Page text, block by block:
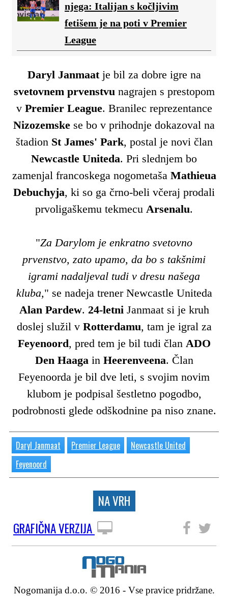
njega: Italijan s kočljivim
fetišem je na poti v Premier
League
Daryl Janmaat je bil za dobre igre na
svetovnem prvenstvu nagrajen s prestopom
v Premier League. Branilec reprezentance
Nizozemske se bo v prihodnje dokazoval na
štadion St James' Park, postal je novi član
Newcastle Uniteda. Pri slednjem bo
zamenjal francoskega nogometaša Mathieua
Debuchyja, ki so ga črno-beli včeraj prodali
prvoligaškemu tekmecu Arsenalu.
"Za Darylom je enkratno svetovno
prvenstvo, zato upamo, da bo s takšnimi
igrami nadaljeval tudi v dresu našega
kluba," se nadeja trener Newcastle Uniteda
Alan Pardew. 24-letni Janmaat si je kruh
doslej služil v Rotterdamu, tam je igral za
Feyenoord, pred tem je bil tudi član ADO
Den Haaga in Heerenveena. Član
Feyenoorda je bil dve leti, s svojim novim
klubom je podpisal šestletno pogodbo,
podrobnosti glede odškodnine pa niso znane.
Daryl Janmaat Premier League
Newcastle United
Feyenoord
NA VRH
GRAFIČNA VERZIJA
Nogomanija d.o.o. © 2016 - Vse pravice pridržane.